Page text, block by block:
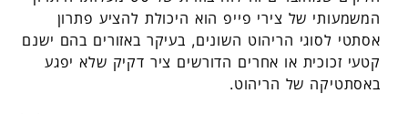
המשמעותי של צירי פייפ הוא היכולת להציע פתרון
אסתטי לסוגי הריהוט השונים, בעיקר באזורים בהם ישנם
קטעי זכוכית או אחרים הדורשים ציר דקיק שלא יפגע
באסתטיקה של הריהוט.